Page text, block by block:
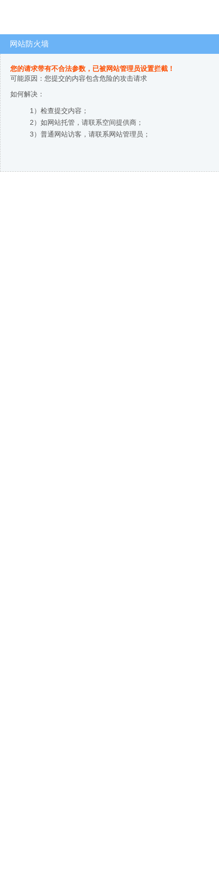
网站防火墙
您的请求带有不合法参数，已被网站管理员设置拦截！
可能原因：您提交的内容包含危险的攻击请求
如何解决：
1）检查提交内容；
2）如网站托管，请联系空间提供商；
3）普通网站访客，请联系网站管理员；